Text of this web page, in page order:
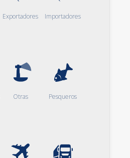
Exportadores Importadores
Otras Pesqueros